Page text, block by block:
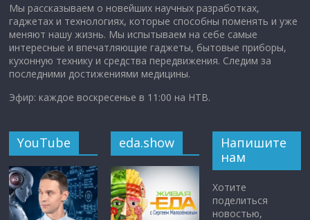
Мы рассказываем о новейших научных разработках,
гаджетах и технологиях, которые способны поменять и уже
меняют нашу жизнь. Мы испытываем на себе самые
интересные и впечатляющие гаджеты, бытовые приборы,
кухонную технику и средства передвижения. Следим за
последними достижениями медицины.
Эфир: каждое воскресенье в 11:00 на НТВ.
YouTube eda.show
Напишите
нам
Хотите
поделиться
новостью,